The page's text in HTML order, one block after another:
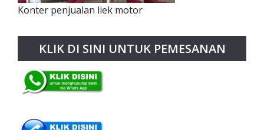
Konter penjualan liek motor
KLIK DI SINI UNTUK PEMESANAN